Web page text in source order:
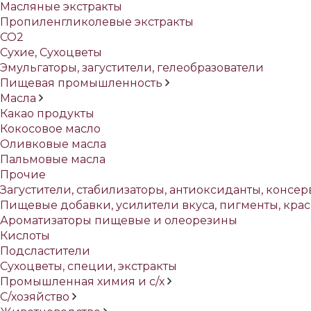
Масляные экстракты
Пропиленгликолевые экстракты
СО2
Сухие, Сухоцветы
Эмульгаторы, загустители, гелеобразователи
Пищевая промышленность
Масла
Какао продукты
Кокосовое масло
Оливковые масла
Пальмовые масла
Прочие
Загустители, стабилизаторы, антиоксиданты,
Пищевые добавки, усилители вкуса, пигменты,
Ароматизаторы пищевые и олеорезины
Кислоты
Подсластители
Сухоцветы, специи, экстракты
Промышленная химия и с/х
С/хозяйство